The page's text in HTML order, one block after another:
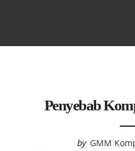
Penyebab
by GMM